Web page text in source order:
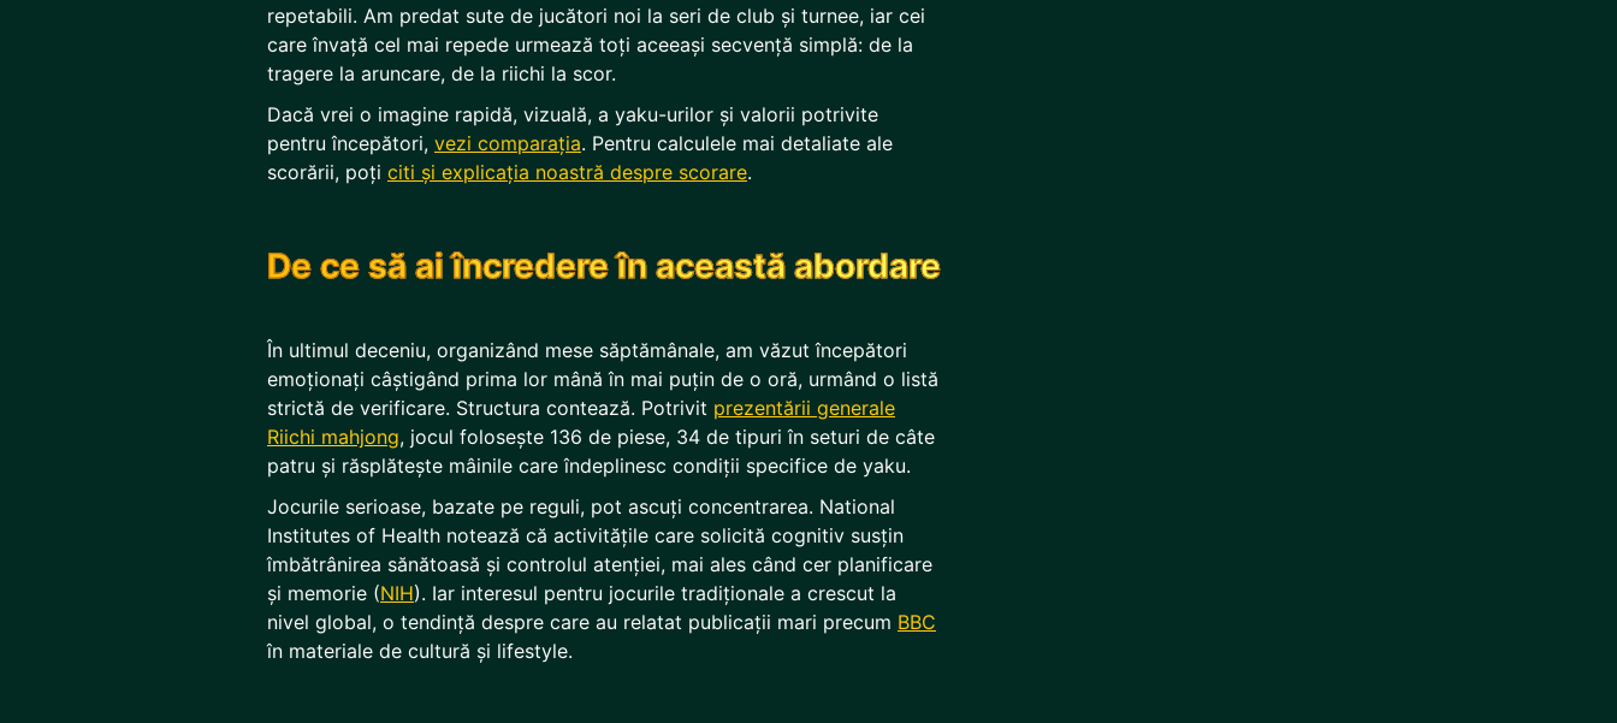
repetabili. Am predat sute de jucători noi la seri de club și turnee, iar cei
care învață cel mai repede urmează toți aceeași secvență simplă: de la
tragere la aruncare, de la riichi la scor.
Dacă vrei o imagine rapidă, vizuală, a yaku-urilor și valorii potrivite
pentru începători, vezi comparația. Pentru calculele mai detaliate ale
scorării, poți citi și explicația noastră despre scorare.
De ce să ai încredere în această abordare
În ultimul deceniu, organizând mese săptămânale, am văzut începători
emoționați câștigând prima lor mână în mai puțin de o oră, urmând o listă
strictă de verificare. Structura contează. Potrivit prezentării generale
Riichi mahjong, jocul folosește 136 de piese, 34 de tipuri în seturi de câte
patru și răsplătește mâinile care îndeplinesc condiții specifice de yaku.
Jocurile serioase, bazate pe reguli, pot ascuți concentrarea. National
Institutes of Health notează că activitățile care solicită cognitiv susțin
îmbătrânirea sănătoasă și controlul atenției, mai ales când cer planificare
și memorie (NIH). Iar interesul pentru jocurile tradiționale a crescut la
nivel global, o tendință despre care au relatat publicații mari precum BBC
în materiale de cultură și lifestyle.